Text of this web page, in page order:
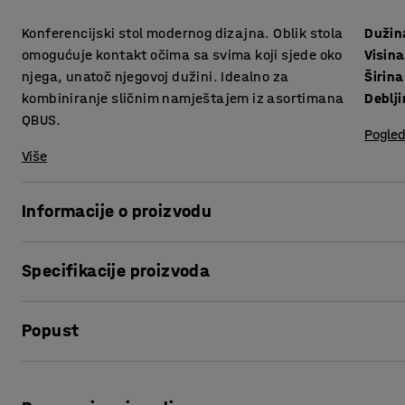
Konferencijski stol modernog dizajna. Oblik stola
omogućuje kontakt očima sa svima koji sjede oko
njega, unatoč njegovoj dužini. Idealno za
kombiniranje sličnim namještajem iz asortimana
QBUS.
Više
Visina
Širina
Informacije o proizvodu
ga savršenom polaznom točkom za opremanje sobe
Ploča stola ima površinu od laminata koja se lako čisti i
Specifikacije proizvoda
Visina: 730
Površina ploče
Oblik čamca
Popust